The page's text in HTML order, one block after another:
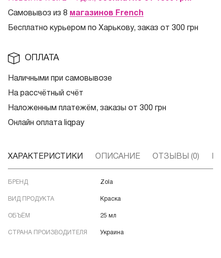
Самовывоз из 8 магазинов French
Бесплатно курьером по Харькову, заказ от 300 грн
ОПЛАТА
Наличными при самовывозе
На рассчётный счёт
Наложенным платежём, заказы от 300 грн
Онлайн оплата liqpay
ХАРАКТЕРИСТИКИ ОПИСАНИЕ ОТЗЫВЫ (0)
БРЕНД Zola
ВИД ПРОДУКТА Краска
ОБЪЁМ 25 мл
СТРАНА ПРОИЗВОДИТЕЛЯ Украина